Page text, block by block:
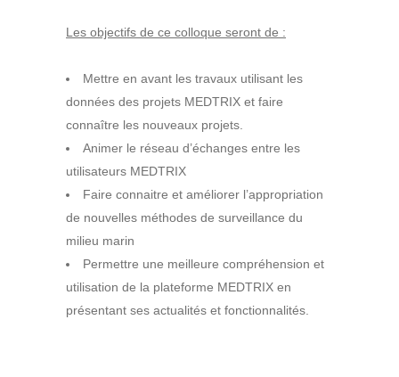
Les objectifs de ce colloque seront de :
Mettre en avant les travaux utilisant les
données des projets MEDTRIX et faire
connaître les nouveaux projets.
Animer le réseau d’échanges entre les
utilisateurs MEDTRIX
Faire connaitre et améliorer l’appropriation
de nouvelles méthodes de surveillance du
milieu marin
Permettre une meilleure compréhension et
utilisation de la plateforme MEDTRIX en
présentant ses actualités et fonctionnalités.